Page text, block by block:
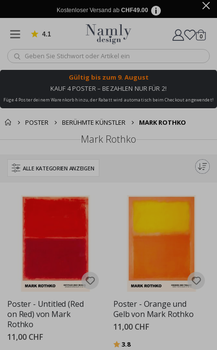
Kostenloser Versand ab CHF49.00
4.1 von 1029 Bewertungen
Wagen
0
Gültig bis zum 9. August
KAUF 4 POSTER – BEZAHLEN NUR FÜR 2!
Füge 4 Poster deinem Warenkorb hinzu, der Rabatt wird automatisch beim Checkout angewendet!
POSTER BERÜHMTE KÜNSTLER MARK ROTHKO
Mark Rothko
ALLE KATEGORIEN ANZEIGEN
Poster - Untitled (Red
on Red) von Mark
Rothko
11,00 CHF
Poster - Orange und
Gelb von Mark Rothko
11,00 CHF
Bewertung:
3.8von 5 Sternen